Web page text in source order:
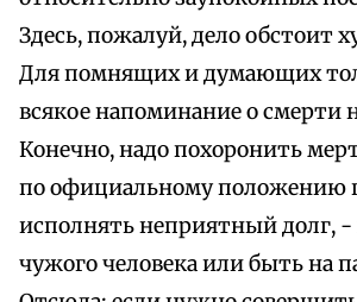
Здесь, пожалуй, дело обстоит
Для помнящих и думающих
всякое напоминание о смерти
Конечно, надо похоронить
по официальному положению
исполнять неприятный долг, -
чужого человека или быть на